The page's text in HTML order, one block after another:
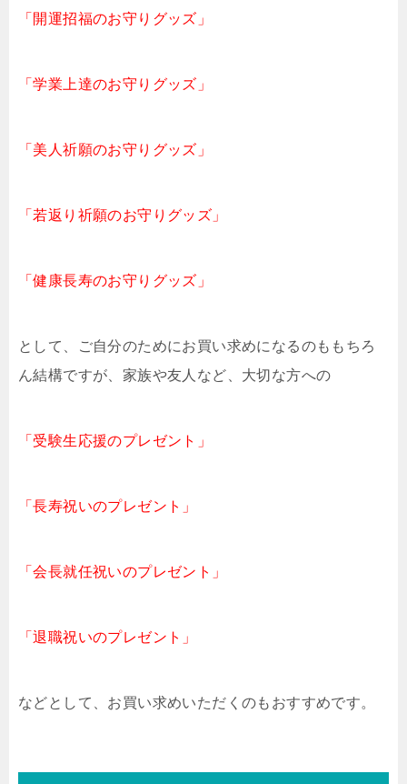
「開運招福のお守りグッズ」
「学業上達のお守りグッズ」
「美人祈願のお守りグッズ」
「若返り祈願のお守りグッズ」
「健康長寿のお守りグッズ」
として、ご自分のためにお買い求めになるのももちろ
ん結構ですが、家族や友人など、大切な方への
「受験生応援のプレゼント」
「長寿祝いのプレゼント」
「会長就任祝いのプレゼント」
「退職祝いのプレゼント」
などとして、お買い求めいただくのもおすすめです。